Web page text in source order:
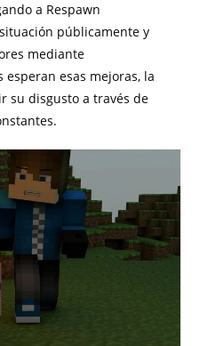
a Respawn
públicamente y
mediante
esas mejoras, la
su disgusto a través de